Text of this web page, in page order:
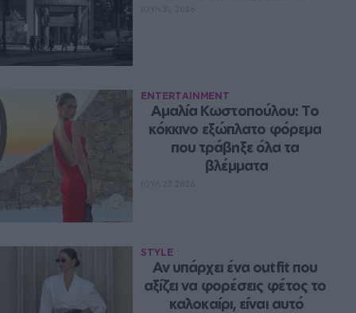
ENTERTAINMENT
Αμαλία Κωστοπούλου: Το
κόκκινο εξώπλατο φόρεμα
που τράβηξε όλα τα
βλέμματα
STYLE
Αν υπάρχει ένα outfit που
αξίζει να φορέσεις φέτος το
καλοκαίρι, είναι αυτό